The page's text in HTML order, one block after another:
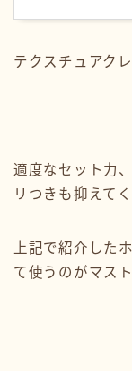
テクスチュアク
適度なセット力
リつきも抑えて
上記で紹介した
て使うのがマスト